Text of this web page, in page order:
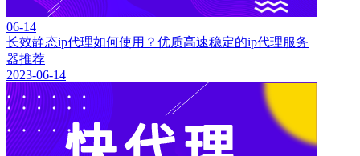
06-14
长效静态ip代理如何使用？优质高速稳定的ip代理服务
器推荐
2023-06-14